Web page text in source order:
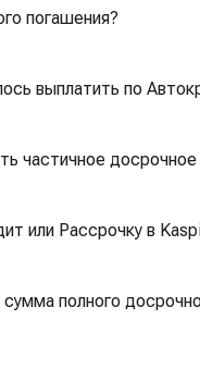
погашения?
выплатить по
частичное
или Рассрочку в
полного